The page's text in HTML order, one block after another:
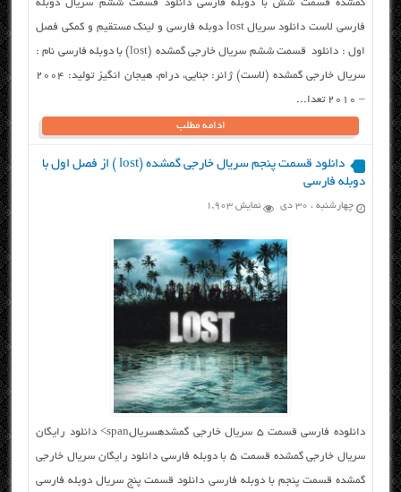
گمشده قسمت شش با دوبله فارسی دانلود قسمت ششم سریال دوبله
فارسی لاست دانلود سریال lost دوبله فارسی و لینک مستقیم و کمکی فصل
اول : دانلود قسمت ششم سریال خارجی گمشده (lost) با دوبله فارسی نام :
سریال خارجی گمشده (لاست) ژانر: جنایی، درام، هیجان انگیز تولید: ۲۰۰۴
– 2010 تعدا...
ادامه مطلب
دانلود قسمت پنجم سریال خارجی گمشده (lost ) از فصل اول با
دوبله فارسی
چهارشنبه ، ۳۰ دی نمایش 1,903
دانلوده فارسی قسمت ۵ سریال خارجی گمشدهسریالspan> دانلود رایگان
سریال خارجی گمشده قسمت ۵ با دوبله فارسی دانلود رایگان سریال خارجی
گمشده قسمت پنجم با دوبله فارسی دانلود قسمت پنج سریال دوبله فارسی